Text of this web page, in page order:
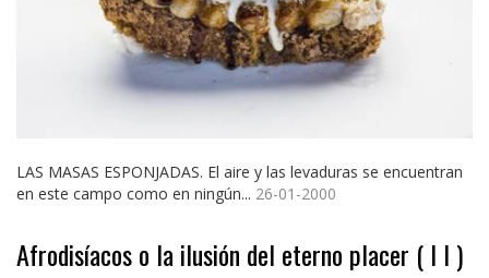
LAS MASAS ESPONJADAS. El aire y las levaduras se encuentran
en este campo como en ningún... 26-01-2000
Afrodisíacos o la ilusión del eterno placer ( I I )